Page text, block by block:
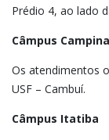
Prédio 4, ao lado
Câmpus
Os atendimentos
USF – Cambuí.
Câmpus Itatiba